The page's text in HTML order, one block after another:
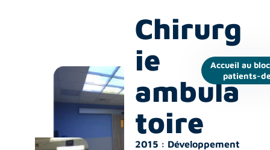
Accueil au
patients-
Chirurg
ie
ambula
toire
2015 : Développement